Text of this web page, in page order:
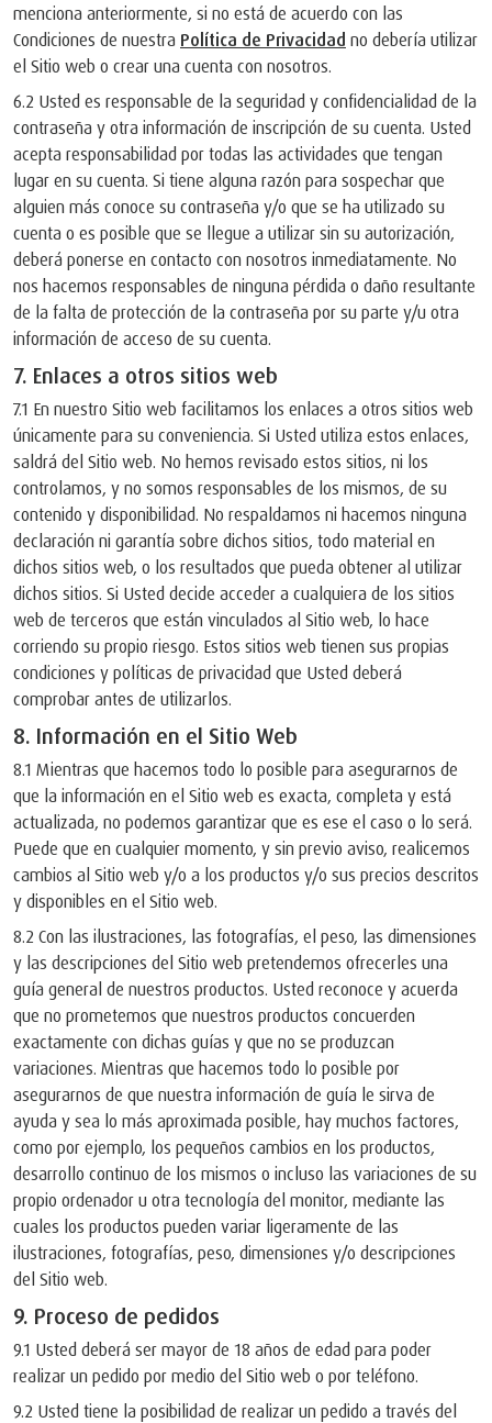
menciona anteriormente, si no está de acuerdo con las
Condiciones de nuestra Política de Privacidad no debería utilizar
el Sitio web o crear una cuenta con nosotros.
6.2 Usted es responsable de la seguridad y confidencialidad de la
contraseña y otra información de inscripción de su cuenta. Usted
acepta responsabilidad por todas las actividades que tengan
lugar en su cuenta. Si tiene alguna razón para sospechar que
alguien más conoce su contraseña y/o que se ha utilizado su
cuenta o es posible que se llegue a utilizar sin su autorización,
deberá ponerse en contacto con nosotros inmediatamente. No
nos hacemos responsables de ninguna pérdida o daño resultante
de la falta de protección de la contraseña por su parte y/u otra
información de acceso de su cuenta.
7. Enlaces a otros sitios web
7.1 En nuestro Sitio web facilitamos los enlaces a otros sitios web
únicamente para su conveniencia. Si Usted utiliza estos enlaces,
saldrá del Sitio web. No hemos revisado estos sitios, ni los
controlamos, y no somos responsables de los mismos, de su
contenido y disponibilidad. No respaldamos ni hacemos ninguna
declaración ni garantía sobre dichos sitios, todo material en
dichos sitios web, o los resultados que pueda obtener al utilizar
dichos sitios. Si Usted decide acceder a cualquiera de los sitios
web de terceros que están vinculados al Sitio web, lo hace
corriendo su propio riesgo. Estos sitios web tienen sus propias
condiciones y políticas de privacidad que Usted deberá
comprobar antes de utilizarlos.
8. Información en el Sitio Web
8.1 Mientras que hacemos todo lo posible para asegurarnos de
que la información en el Sitio web es exacta, completa y está
actualizada, no podemos garantizar que es ese el caso o lo será.
Puede que en cualquier momento, y sin previo aviso, realicemos
cambios al Sitio web y/o a los productos y/o sus precios descritos
y disponibles en el Sitio web.
8.2 Con las ilustraciones, las fotografías, el peso, las dimensiones
y las descripciones del Sitio web pretendemos ofrecerles una
guía general de nuestros productos. Usted reconoce y acuerda
que no prometemos que nuestros productos concuerden
exactamente con dichas guías y que no se produzcan
variaciones. Mientras que hacemos todo lo posible por
asegurarnos de que nuestra información de guía le sirva de
ayuda y sea lo más aproximada posible, hay muchos factores,
como por ejemplo, los pequeños cambios en los productos,
desarrollo continuo de los mismos o incluso las variaciones de su
propio ordenador u otra tecnología del monitor, mediante las
cuales los productos pueden variar ligeramente de las
ilustraciones, fotografías, peso, dimensiones y/o descripciones
del Sitio web.
9. Proceso de pedidos
9.1 Usted deberá ser mayor de 18 años de edad para poder
realizar un pedido por medio del Sitio web o por teléfono.
9.2 Usted tiene la posibilidad de realizar un pedido a través del